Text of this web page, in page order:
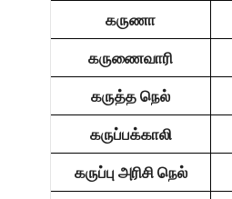
கருணா
கருணைவாரி
கருத்த நெல்
கருப்பக்காலி
கருப்பு அரிசி நெல்